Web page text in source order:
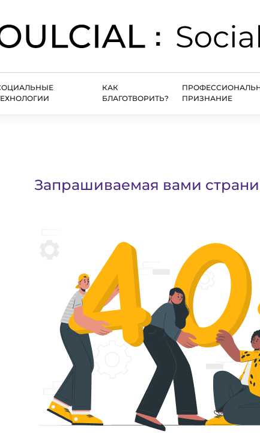
КАК
БЛАГОТВОРИТЬ?
ПРИЗНАНИЕ
Запрашиваемая вами